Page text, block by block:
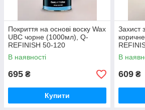
Покриття на основі воску Wax
UBC чорне (1000мл), Q-
REFINISH 50-120
В наявності
695 ₴
Купити
Захист
В
609 ₴